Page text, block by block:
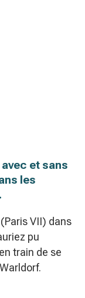
et sans
les
VII) dans
pu
train de se